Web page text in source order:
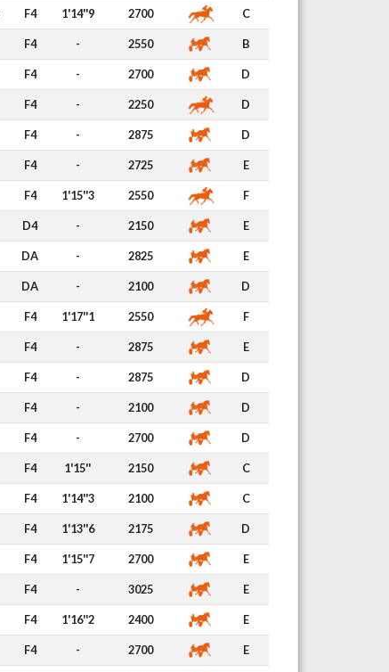
F4 1'14''9 2700 C
F4 - 2550 B
F4 - 2700 D
F4 - 2250 D
F4 - 2875 D
F4 - 2725 E
F4 1'15''3 2550 F
D4 - 2150 E
DA - 2825 E
DA - 2100 D
F4 1'17''1 2550 F
F4 - 2875 E
F4 - 2875 D
F4 - 2100 D
F4 - 2700 D
F4 1'15'' 2150 C
F4 1'14''3 2100 C
F4 1'13''6 2175 D
F4 1'15''7 2700 E
F4 - 3025 E
F4 1'16''2 2400 E
F4 - 2700 E